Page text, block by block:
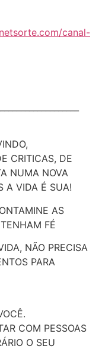
canal-
CRITICAS, DE
NUMA NOVA
A VIDA É SUA!
AS
FÉ
NÃO PRECISA
PARA
COM PESSOAS
O SEU